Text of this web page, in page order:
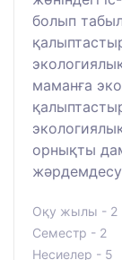
болып
маманға
орнықты
Оқу жылы - 2
Семестр - 2
Несиелер - 5